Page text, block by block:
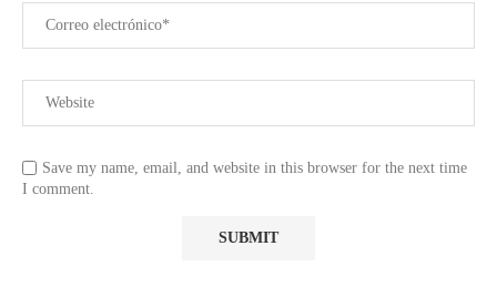
Save my name, email, and website in this browser for the next time
I comment.